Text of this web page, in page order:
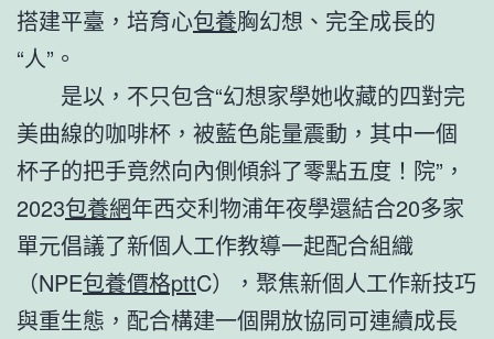
搭建平臺，培育心包養胸幻想、完全成長的
“人”。
是以，不只包含“幻想家學她收藏的四對完
美曲線的咖啡杯，被藍色能量震動，其中一個
杯子的把手竟然向內側傾斜了零點五度！院”，
2023包養網年西交利物浦年夜學還結合20多家
單元倡議了新個人工作教導一起配合組織
（NPE包養價格pttC），聚焦新個人工作新技巧
與重生態，配合構建一個開放協同可連續成長